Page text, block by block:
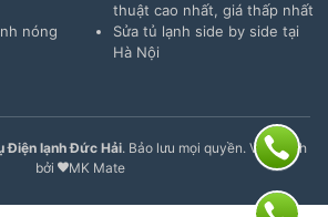
nóng
thuật cao nhất, giá thấp nhất
Sửa tủ lạnh side by side tại
Hà Nội
Điện lạnh Đức Hải. Bảo lưu mọi quyền. Vận hành
bởi
MK Mate